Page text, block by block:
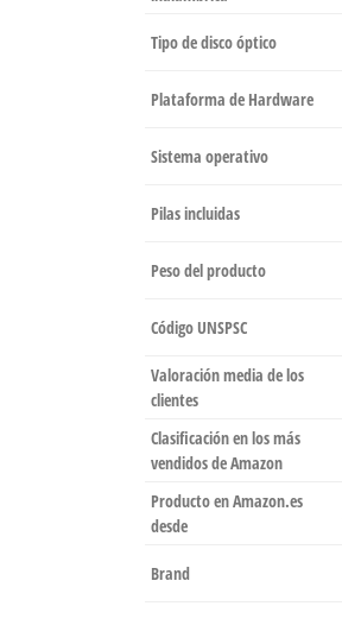
Tipo de disco óptico
Plataforma de Hardware
Sistema operativo
Pilas incluidas
Peso del producto
Código UNSPSC
Valoración media de los
clientes
Clasificación en los más
vendidos de Amazon
Producto en Amazon.es
desde
Brand